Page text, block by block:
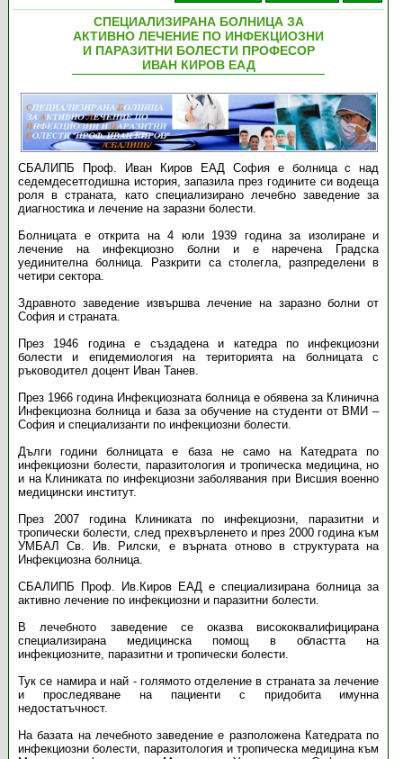
СПЕЦИАЛИЗИРАНА БОЛНИЦА ЗА
АКТИВНО ЛЕЧЕНИЕ ПО ИНФЕКЦИОЗНИ
И ПАРАЗИТНИ БОЛЕСТИ ПРОФЕСОР
ИВАН КИРОВ ЕАД
СБАЛИПБ Проф. Иван Киров ЕАД София е болница с над
седемдесетгодишна история, запазила през годините си водеща
роля в страната, като специализирано лечебно заведение за
диагностика и лечение на заразни болести.
Болницата е открита на 4 юли 1939 година за изолиране и
лечение на инфекциозно болни и е наречена Градска
уединителна болница. Разкрити са столегла, разпределени в
четири сектора.
Здравното заведение извършва лечение на заразно болни от
София и страната.
През 1946 година е създадена и катедра по инфекциозни
болести и епидемиология на територията на болницата с
ръководител доцент Иван Танев.
През 1966 година Инфекциозната болница е обявена за Клинична
Инфекциозна болница и база за обучение на студенти от ВМИ –
София и специализанти по инфекциозни болести.
Дълги години болницата е база не само на Катедрата по
инфекциозни болести, паразитология и тропическа медицина, но
и на Клиниката по инфекциозни заболявания при Висшия военно
медицински институт.
През 2007 година Клиниката по инфекциозни, паразитни и
тропически болести, след прехвърленето и през 2000 година към
УМБАЛ Св. Ив. Рилски, е върната отново в структурата на
Инфекциозна болница.
СБАЛИПБ Проф. Ив.Киров ЕАД е специализирана болница за
активно лечение по инфекциозни и паразитни болести.
В лечебното заведение се оказва висококвалифицирана
специализирана медицинска помощ в областта на
инфекциозните, паразитни и тропически болести.
Тук се намира и най - голямото отделение в страната за лечение
и проследяване на пациенти с придобита имунна
недостатъчност.
На базата на лечебното заведение е разположена Катедрата по
инфекциозни болести, паразитология и тропическа медицина към